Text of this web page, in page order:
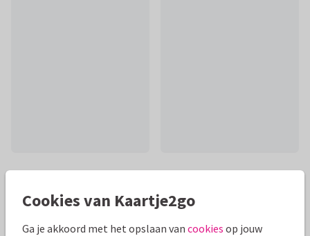
Mooie extra's bij je kaart
Cookies van Kaartje2go
Ga je akkoord met het opslaan van cookies op jouw